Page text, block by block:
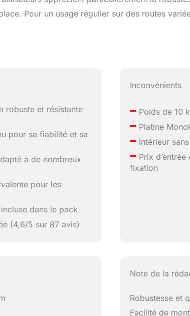
Pour un usage régulier sur des routes
robuste et résistante
pour sa fiabilité et sa
à de nombreux
pour les
dans le pack
(4,6/5 sur 87 avis)
Inconvénients
– Poids de 10
– Platine
– Intérieur
– Prix
fixation
Note de la
Robustesse et
Facilité de